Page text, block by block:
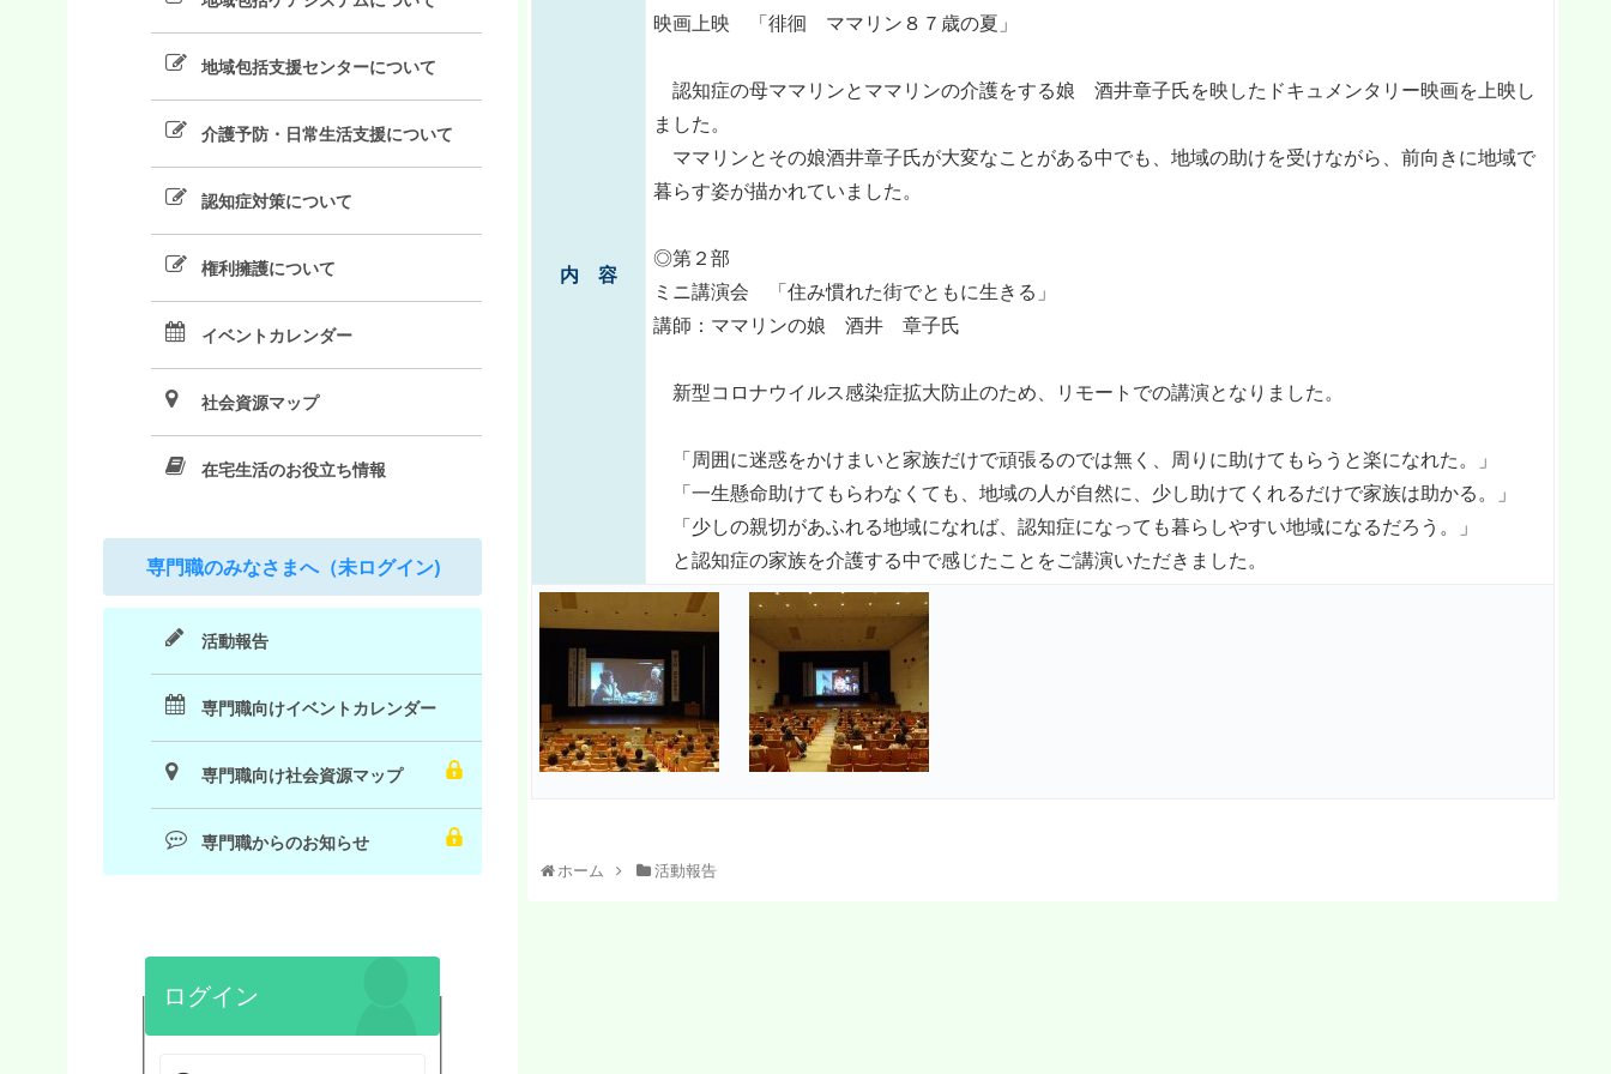
内 容
映画上映 「徘徊 ママリン８７歳の夏」
認知症の母ママリンとママリンの介護をする娘 酒井章子氏を映したドキュメンタリー映画を上映し
ました。
ママリンとその娘酒井章子氏が大変なことがある中でも、地域の助けを受けながら、前向きに地域で
暮らす姿が描かれていました。
◎第２部
ミニ講演会 「住み慣れた街でともに生きる」
講師：ママリンの娘 酒井 章子氏
新型コロナウイルス感染症拡大防止のため、リモートでの講演となりました。
「周囲に迷惑をかけまいと家族だけで頑張るのでは無く、周りに助けてもらうと楽になれた。」
「一生懸命助けてもらわなくても、地域の人が自然に、少し助けてくれるだけで家族は助かる。」
「少しの親切があふれる地域になれば、認知症になっても暮らしやすい地域になるだろう。」
と認知症の家族を介護する中で感じたことをご講演いただきました。
ホーム 活動報告
地域包括支援センターについて
介護予防・日常生活支援について
認知症対策について
権利擁護について
イベントカレンダー
社会資源マップ
在宅生活のお役立ち情報
専門職のみなさまへ（未ログイン)
活動報告
専門職向けイベントカレンダー
専門職向け社会資源マップ
専門職からのお知らせ
ログイン